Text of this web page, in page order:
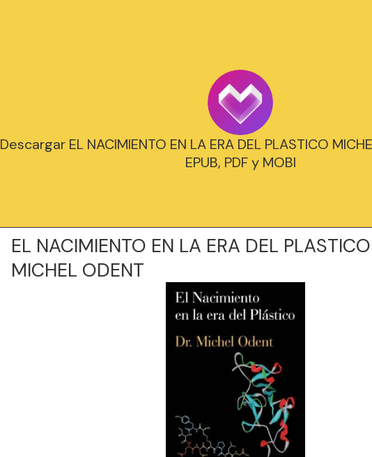
Descargar EL NACIMIENTO EN LA ERA DEL PLASTICO
EPUB, PDF y MOBI
EL NACIMIENTO EN LA ERA DEL
MICHEL ODENT